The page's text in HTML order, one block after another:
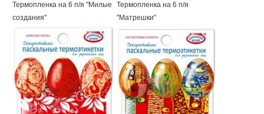
Термопленка на 6 п/я "Милые
создания"
Термопленка на 6 п/я
"Матрешки"